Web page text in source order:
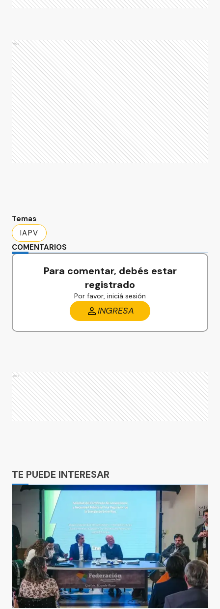
Ads
Temas
IAPV
COMENTARIOS
Para comentar, debés estar
registrado
Por favor, iniciá sesión
INGRESA
Ads
TE PUEDE INTERESAR